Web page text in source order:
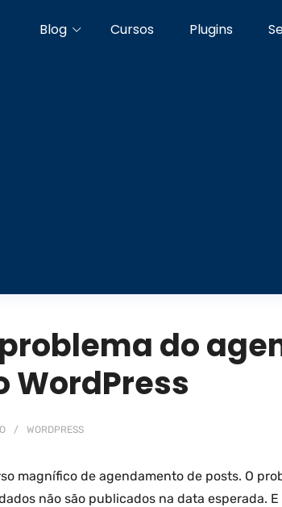
Blog Cursos Plugins
do
WordPress
WORDPRESS
magnífico de agendamento de posts. O
não são publicados na data esperada.